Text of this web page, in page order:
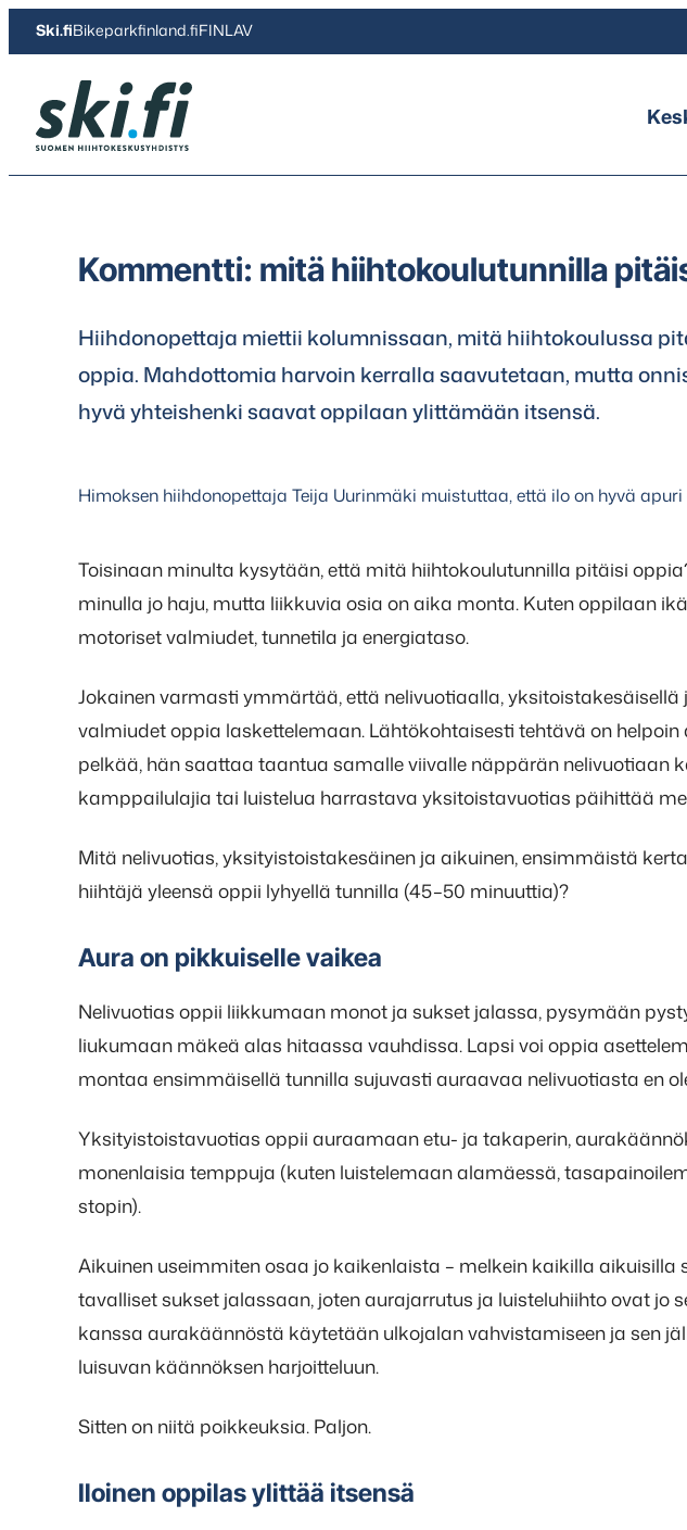
Siirry
sisältöön
Ski.fiBikeparkfinland.fiFINLAV
Ski.fi
Kommentti: mitä hiihtokoulutunnilla
Hiihdonopettaja miettii kolumnissaan, mitä hiihtokoulussa
oppia. Mahdottomia harvoin kerralla saavutetaan, mutta
hyvä yhteishenki saavat oppilaan ylittämään itsensä.
Himoksen hiihdonopettaja Teija Uurinmäki muistuttaa, että ilo on hyvä apuri
Toisinaan minulta kysytään, että mitä hiihtokoulutunnilla pitäisi
minulla jo haju, mutta liikkuvia osia on aika monta. Kuten oppilaan
motoriset valmiudet, tunnetila ja energiataso.
Jokainen varmasti ymmärtää, että nelivuotiaalla, yksitoistakesäisellä
valmiudet oppia laskettelemaan. Lähtökohtaisesti tehtävä on helpoin
pelkää, hän saattaa taantua samalle viivalle näppärän nelivuotiaan
kamppailulajia tai luistelua harrastava yksitoistavuotias päihittää
Mitä nelivuotias, yksityistoistakesäinen ja aikuinen, ensimmäistä
hiihtäjä yleensä oppii lyhyellä tunnilla (45–50 minuuttia)?
Aura on pikkuiselle vaikea
Nelivuotias oppii liikkumaan monot ja sukset jalassa, pysymään
liukumaan mäkeä alas hitaassa vauhdissa. Lapsi voi oppia
montaa ensimmäisellä tunnilla sujuvasti auraavaa nelivuotiasta en
Yksityistoistavuotias oppii auraamaan etu- ja takaperin,
monenlaisia temppuja (kuten luistelemaan alamäessä,
stopin).
Aikuinen useimmiten osaa jo kaikenlaista – melkein kaikilla
tavalliset sukset jalassaan, joten aurajarrutus ja luisteluhiihto ovat jo
kanssa aurakäännöstä käytetään ulkojalan vahvistamiseen ja sen
luisuvan käännöksen harjoitteluun.
Sitten on niitä poikkeuksia. Paljon.
Iloinen oppilas ylittää itsensä